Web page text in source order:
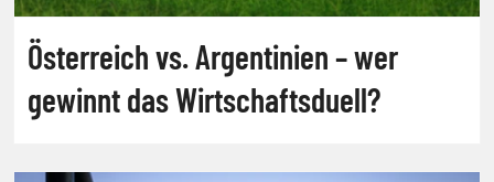
Österreich vs. Argentinien – wer
gewinnt das Wirtschaftsduell?